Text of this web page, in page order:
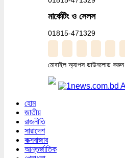
মার্কেটিং ও সেলস
01815-471329
মোবাইল অ্যাপস ডাউনলোড করুন
হোম
জাতীয়
রাজনীতি
সারাদেশ
কক্সবাজার
আন্তর্জাতিক